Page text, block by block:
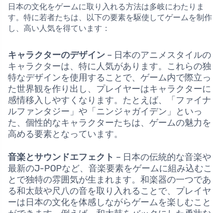
日本の文化をゲームに取り入れる方法は多岐にわたりま
す。特に若者たちは、以下の要素を駆使してゲームを制作
し、高い人気を得ています：
キャラクターのデザイン – 日本のアニメスタイルの
キャラクターは、特に人気があります。これらの独
特なデザインを使用することで、ゲーム内で際立っ
た世界観を作り出し、プレイヤーはキャラクターに
感情移入しやすくなります。たとえば、「ファイナ
ルファンタジー」や「ニンジャガイデン」といっ
た、個性的なキャラクターたちは、ゲームの魅力を
高める要素となっています。
音楽とサウンドエフェクト – 日本の伝統的な音楽や
最新のJ-POPなど、音楽要素をゲームに組み込むこ
とで独特の雰囲気が生まれます。和楽器の一つであ
る和太鼓や尺八の音を取り入れることで、プレイヤ
ーは日本の文化を体感しながらゲームを楽しむこと